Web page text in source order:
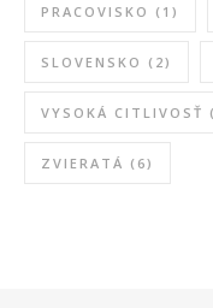
PRACOVISKO (1)
SLOVENSKO (2)
VYSOKÁ CITLIVOSŤ
ZVIERATÁ (6)